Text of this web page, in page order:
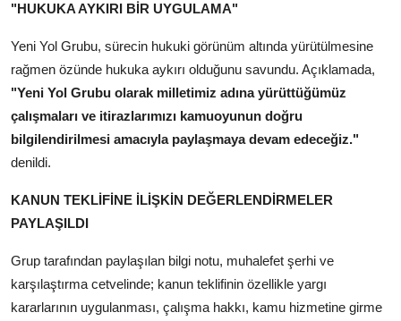
"HUKUKA AYKIRI BİR UYGULAMA"
Yeni Yol Grubu, sürecin hukuki görünüm altında yürütülmesine
rağmen özünde hukuka aykırı olduğunu savundu. Açıklamada,
"Yeni Yol Grubu olarak milletimiz adına yürüttüğümüz
çalışmaları ve itirazlarımızı kamuoyunun doğru
bilgilendirilmesi amacıyla paylaşmaya devam edeceğiz."
denildi.
KANUN TEKLİFİNE İLİŞKİN DEĞERLENDİRMELER
PAYLAŞILDI
Grup tarafından paylaşılan bilgi notu, muhalefet şerhi ve
karşılaştırma cetvelinde; kanun teklifinin özellikle yargı
kararlarının uygulanması, çalışma hakkı, kamu hizmetine girme